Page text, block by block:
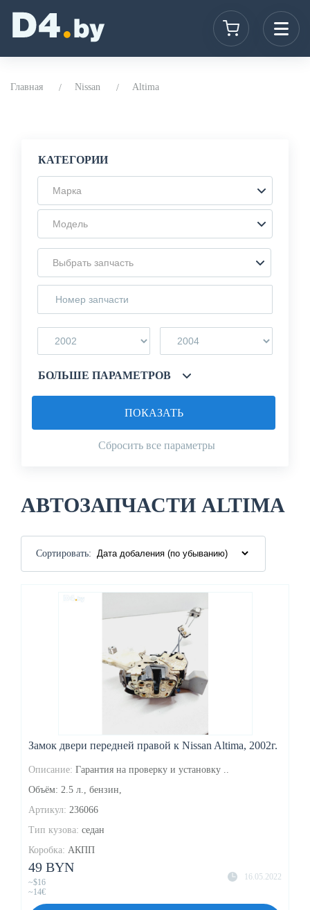
Главная Nissan Altima
КАТЕГОРИИ
Марка
Модель
Выбрать запчасть
БОЛЬШЕ ПАРАМЕТРОВ
Сбросить все параметры
ПОКАЗАТЬ
АВТОЗАПЧАСТИ ALTIMA
Сортировать:
Замок двери передней правой к Nissan Altima, 2002г.
Описание: Гарантия на проверку и установку ..
Объём: 2.5 л., бензин,
Артикул: 236066
Тип кузова: седан
Коробка: АКПП
16.05.2022
49 BYN
~$16
~14€